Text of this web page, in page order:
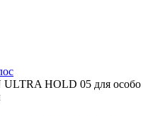
HOLD 05 для особо